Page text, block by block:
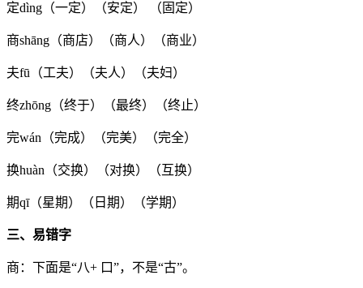
定dìng（一定）（安定） （固定）
商shāng（商店）（商人）（商业）
夫fū（工夫）（夫人）（夫妇）
终zhōng（终于）（最终）（终止）
完wán（完成）（完美）（完全）
换huàn（交换）（对换）（互换）
期qī（星期）（日期）（学期）
三、易错字
商：下面是“八+ 口”，不是“古”。